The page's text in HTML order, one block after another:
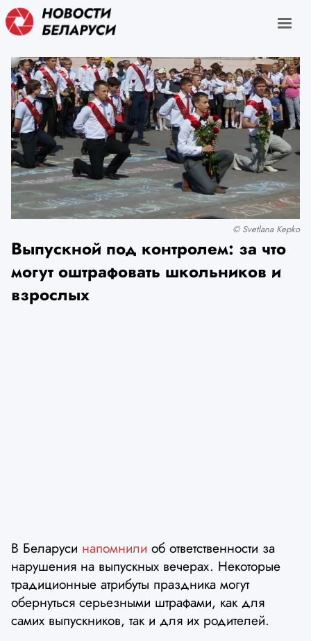
© Svetlana Kepko
Выпускной под контролем: за что
могут оштрафовать школьников и
взрослых
В Беларуси напомнили об ответственности за
нарушения на выпускных вечерах. Некоторые
традиционные атрибуты праздника могут
обернуться серьезными штрафами, как для
самих выпускников, так и для их родителей.